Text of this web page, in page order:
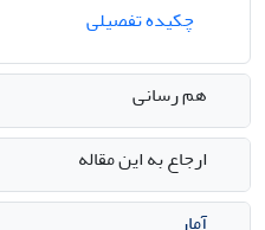
چکیده تفصیلی
هم رسانی
ارجاع به این مقاله